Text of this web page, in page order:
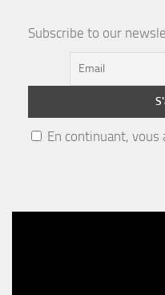
Subscribe to our
En continuant,